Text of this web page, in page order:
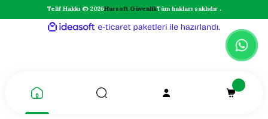
Telif Hakkı © 2026Hursoft GüvenlikTüm hakları saklıdır .
ideasoft
e-
hazırlandı.